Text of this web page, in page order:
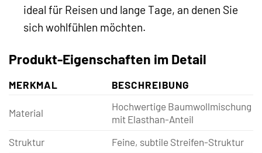
ideal für Reisen und lange Tage, an denen Sie
sich wohlfühlen möchten.
Produkt-Eigenschaften im Detail
MERKMAL BESCHREIBUNG
Material
Hochwertige Baumwollmischung
mit Elasthan-Anteil
Struktur
Feine, subtile Streifen-Struktur